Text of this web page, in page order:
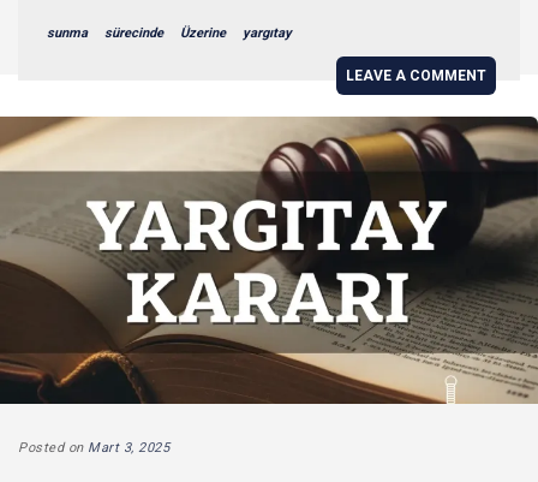
sunma sürecinde Üzerine yargıtay
LEAVE A COMMENT
Posted on Mart 3, 2025